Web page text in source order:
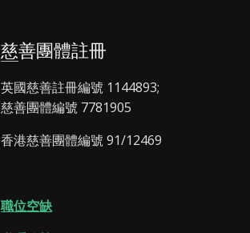
慈善團體註冊
英國慈善註冊編號 1144893;
慈善團體編號 7781905
香港慈善團體編號 91/12469
職位空缺